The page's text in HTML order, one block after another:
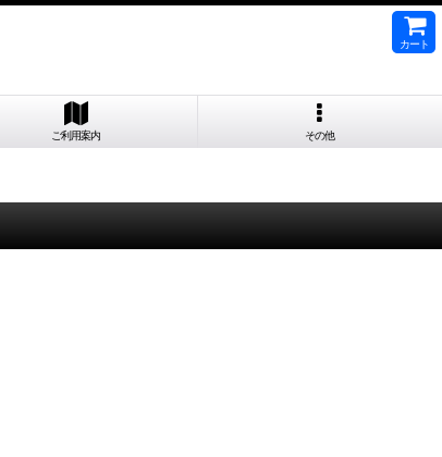
カート
ご利用案内 その他